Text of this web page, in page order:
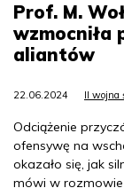
Prof. M.
wzmocniła
aliantów
22.06.2024 II wojna
Odciążenie
ofensywę na
okazało się, jak
mówi w rozmowie